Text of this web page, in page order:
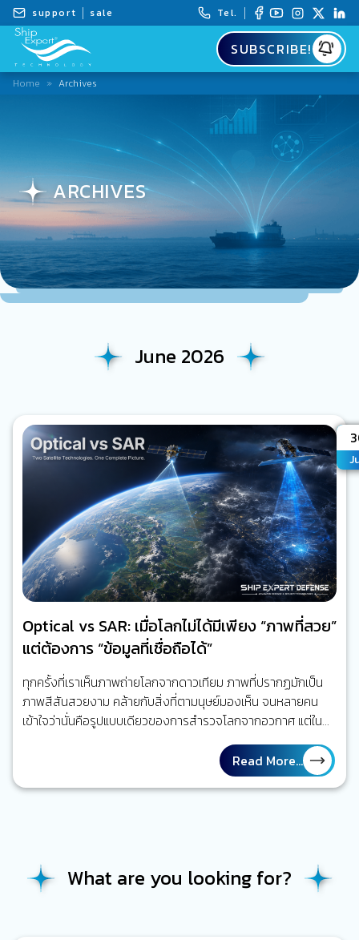
support sale Tel.
SUBSCRIBE!
Home » Archives
ARCHIVES
June 2026
Optical vs SAR: เมื่อโลกไม่ได้มีเพียง “ภาพที่สวย”
แต่ต้องการ “ข้อมูลที่เชื่อถือได้”
ทุกครั้งที่เราเห็นภาพถ่ายโลกจากดาวเทียม ภาพที่ปรากฏมักเป็น
ภาพสีสันสวยงาม คล้ายกับสิ่งที่ตามนุษย์มองเห็น จนหลายคน
เข้าใจว่านั่นคือรูปแบบเดียวของการสำรวจโลกจากอวกาศ แต่ใน
ความเป็นจริง ยังมีดาวเทียมอีกประเภทหนึ่งที่ไม่สนใจว่าโลกจะ
เป็นกลางวันหรือกลางคืน และไม่กังวลว่าท้องฟ้าจะเต็มไปด้วยเมฆ
หรือฝน เพราะมันไม่ได้ใช้ “แสง” ในการมองโลก เทคโนโลยีนั้นคือ
Synthetic Aperture Radar (SAR) SAR กำลังกลายเป็นหนึ่งใน
ทำงานอย่างไร ดาวเทียมแบบ Optical ทำงานคล้ายกับกล้องถ่าย
รูปบนโทรศัพท์มือถือหรือกล้อง DSLR…
Read More...
What are you looking for?